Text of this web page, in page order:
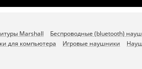
Marshall Беспроводные (bluetooth)
для компьютера Игровые наушники